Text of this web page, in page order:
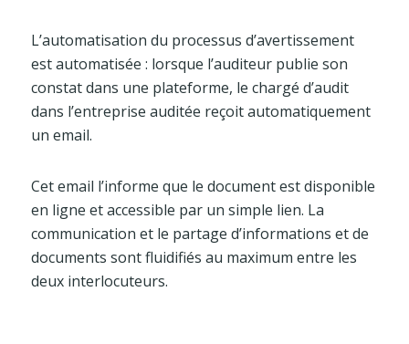
L’automatisation du processus d’avertissement
est automatisée : lorsque l’auditeur publie son
constat dans une plateforme, le chargé d’audit
dans l’entreprise auditée reçoit automatiquement
un email.
Cet email l’informe que le document est disponible
en ligne et accessible par un simple lien. La
communication et le partage d’informations et de
documents sont fluidifiés au maximum entre les
deux interlocuteurs.